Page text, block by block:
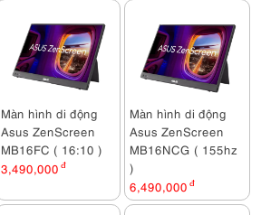
Màn hình di động
Asus ZenScreen
MB16FC ( 16:10 )
3,490,000 đ
Màn hình di động
Asus ZenScreen
MB16NCG ( 155hz
)
6,490,000 đ